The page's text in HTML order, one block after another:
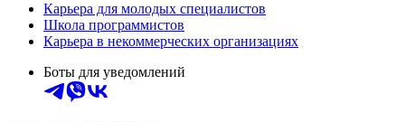
Карьера для молодых специалистов
Школа программистов
Карьера в некоммерческих организациях
Боты для уведомлений